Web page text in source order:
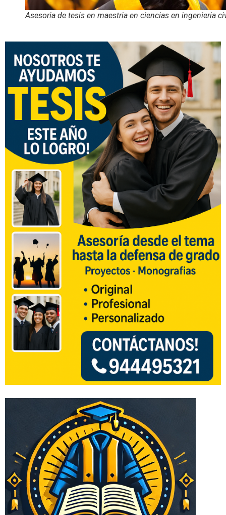
Asesoria de tesis en maestria en ciencias en ingenieria